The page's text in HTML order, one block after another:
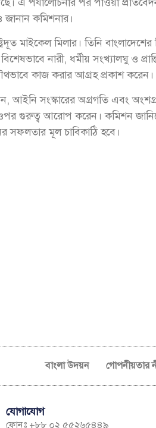
কমিশনার।
মাইকেল মিলার। তিনি বাংলাদেশের
নারী, ধর্মীয় সংখ্যালঘু ও
কাজ করার আগ্রহ প্রকাশ করেন।
আইনি সংস্কারের অগ্রগতি এবং
ওপর গুরুত্ব আরোপ করেন। কমিশন
সফলতার মূল চাবিকাঠি হবে।
বাংলা উদয়ন গোপনীয়তার
যোগাযোগ
ফোনঃ +৮৮ ০২ ৫৫২৬৫৪৪৯